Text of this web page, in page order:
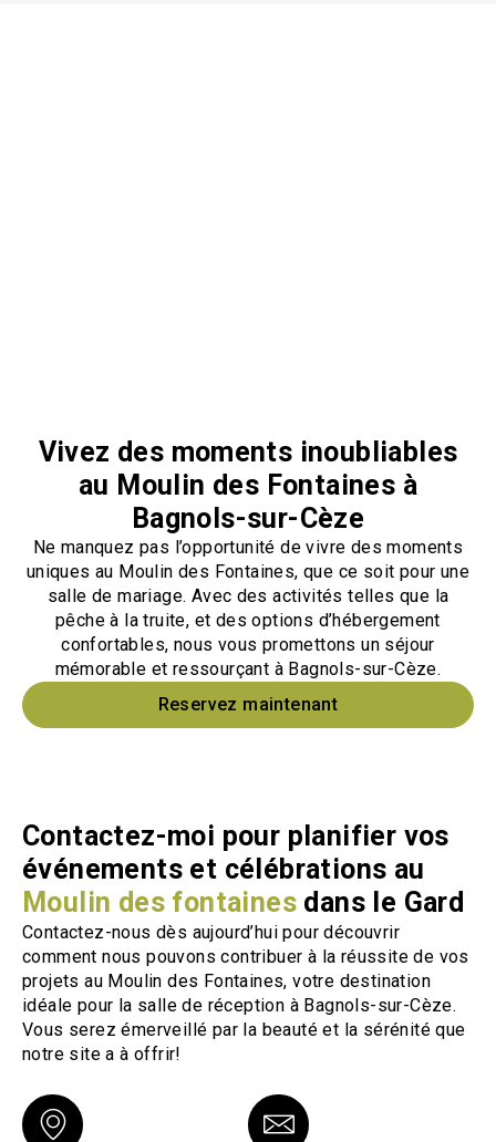
Vivez des moments inoubliables
au Moulin des Fontaines à
Bagnols-sur-Cèze
Ne manquez pas l’opportunité de vivre des moments
uniques au Moulin des Fontaines, que ce soit pour une
salle de mariage. Avec des activités telles que la
pêche à la truite, et des options d’hébergement
confortables, nous vous promettons un séjour
mémorable et ressourçant à Bagnols-sur-Cèze.
Reservez maintenant
Contactez-moi pour planifier vos
événements et célébrations au
Moulin des fontaines dans le Gard
Contactez-nous dès aujourd’hui pour découvrir
comment nous pouvons contribuer à la réussite de vos
projets au Moulin des Fontaines, votre destination
idéale pour la salle de réception à Bagnols-sur-Cèze.
Vous serez émerveillé par la beauté et la sérénité que
notre site a à offrir!